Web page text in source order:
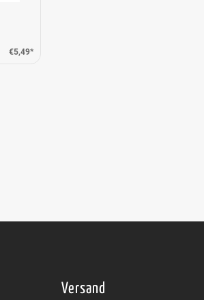
€5,49*
Versand